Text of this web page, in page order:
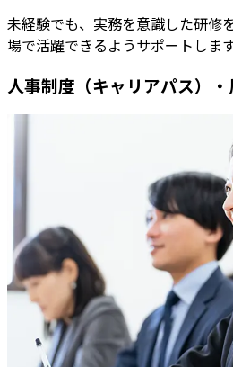
未経験でも、実務を意識した研修
場で活躍できるようサポートします
人事制度（キャリアパス） ・